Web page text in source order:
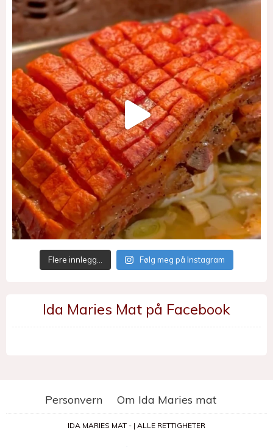
Flere innlegg… Følg meg på Instagram
Ida Maries Mat på Facebook
Personvern Om Ida Maries mat
IDA MARIES MAT - | ALLE RETTIGHETER